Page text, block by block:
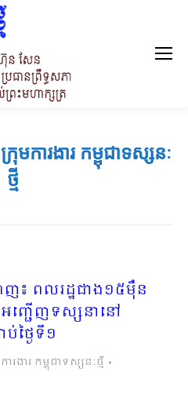
ក្រុមការងារ កម្ពុជាទស្សនៈ
ថ្មី
ញ៖ ពលរដ្ឋជាង១៥ម៉ឺន
ញ្ជើញទស្សនានៅ
ថ្ងៃទី​១
ារងារ កម្ពុជាទស្សនៈថ្មី